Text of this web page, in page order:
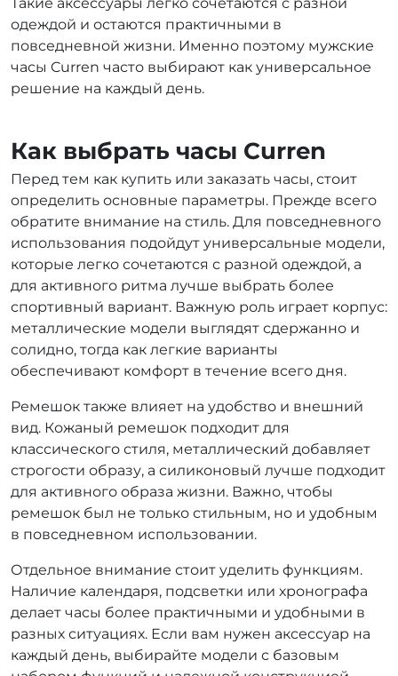
одеждой и остаются практичными в
повседневной жизни. Именно поэтому мужские
часы Curren часто выбирают как универсальное
решение на каждый день.
Как выбрать часы Curren
Перед тем как купить или заказать часы, стоит
определить основные параметры. Прежде всего
обратите внимание на стиль. Для повседневного
использования подойдут универсальные модели,
которые легко сочетаются с разной одеждой, а
для активного ритма лучше выбрать более
спортивный вариант. Важную роль играет корпус:
металлические модели выглядят сдержанно и
солидно, тогда как легкие варианты
обеспечивают комфорт в течение всего дня.
Ремешок также влияет на удобство и внешний
вид. Кожаный ремешок подходит для
классического стиля, металлический добавляет
строгости образу, а силиконовый лучше подходит
для активного образа жизни. Важно, чтобы
ремешок был не только стильным, но и удобным
в повседневном использовании.
Отдельное внимание стоит уделить функциям.
Наличие календаря, подсветки или хронографа
делает часы более практичными и удобными в
разных ситуациях. Если вам нужен аксессуар на
каждый день, выбирайте модели с базовым